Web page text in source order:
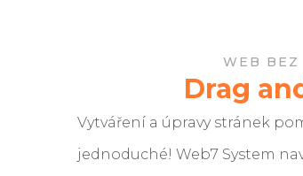
WEB BEZ
Drag
Vytváření a úpravy stránek
jednoduché! Web7 System